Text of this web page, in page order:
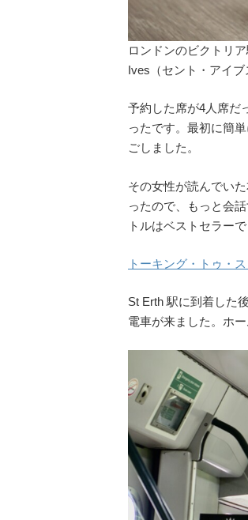
ロンドンのビクトリ
Ives（セント・アイブ
予約した席が4人席だ
ったです。最初に簡
ごしました。
その女性が読んでい
ったので、もっと会
トルはベストセラー
トーキング・トゥ・
St Erth 駅に到着した
電車が来ました。ホ